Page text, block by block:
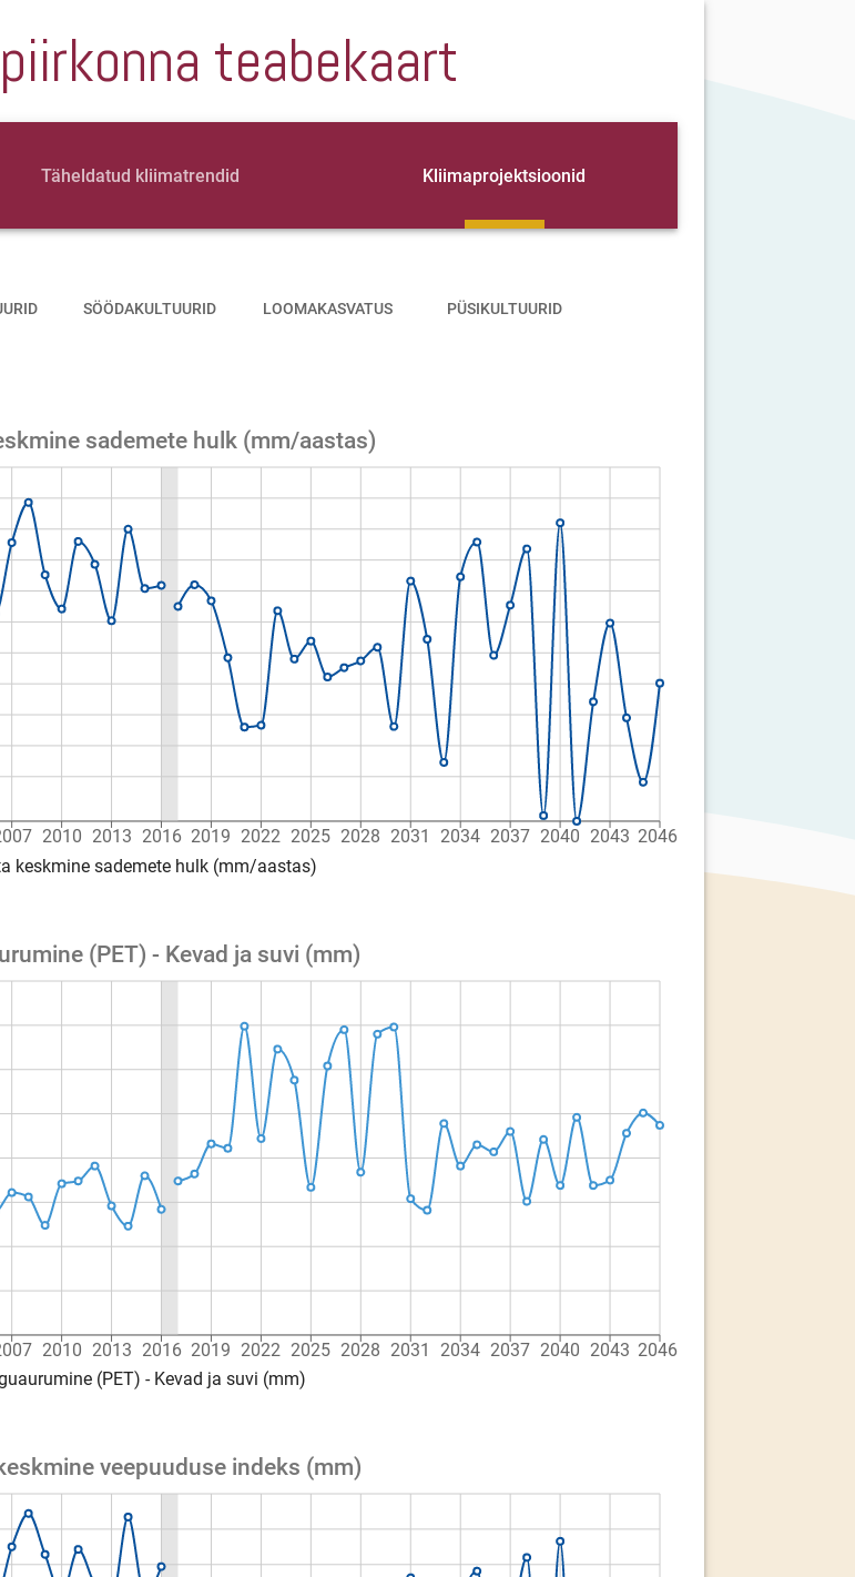
teabekaart
Täheldatud kliimatrendid Kliimaprojektsioonid
SÖÖDAKULTUURID LOOMAKASVATUS PÜSIKULTUURID
sademete hulk (mm/aastas)
2010 2013 2016 2019 2022 2025 2028 2031 2034 2037 2040 2043 2046
keskmine sademete hulk (mm/aastas)
(PET) - Kevad ja suvi (mm)
2010 2013 2016 2019 2022 2025 2028 2031 2034 2037 2040 2043 2046
(PET) - Kevad ja suvi (mm)
veepuuduse indeks (mm)